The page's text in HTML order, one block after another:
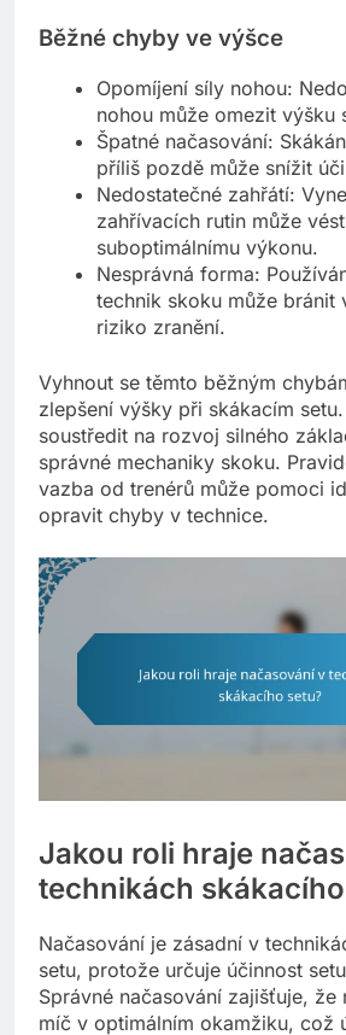
Běžné chyby ve výšce
Opomíjení síly nohou:
nohou může omezit výšku
Špatné načasování:
příliš pozdě může snížit
Nedostatečné zahřátí:
zahřívacích rutin může
suboptimálnímu výkonu.
Nesprávná forma:
technik skoku může bránit
riziko zranění.
Vyhnout se těmto běžným
zlepšení výšky při skákacím
soustředit na rozvoj silného
správné mechaniky skoku.
vazba od trenérů může pomoci
opravit chyby v technice.
Jakou roli hraje
technikách
Načasování je zásadní v
setu, protože určuje účinnost
Správné načasování zajišťuje, že
míč v optimálním okamžiku, což